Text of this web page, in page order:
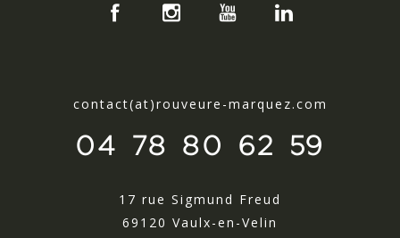
contact(at)rouveure-marquez.com
04 78 80 62 59
17 rue Sigmund Freud
69120 Vaulx-en-Velin